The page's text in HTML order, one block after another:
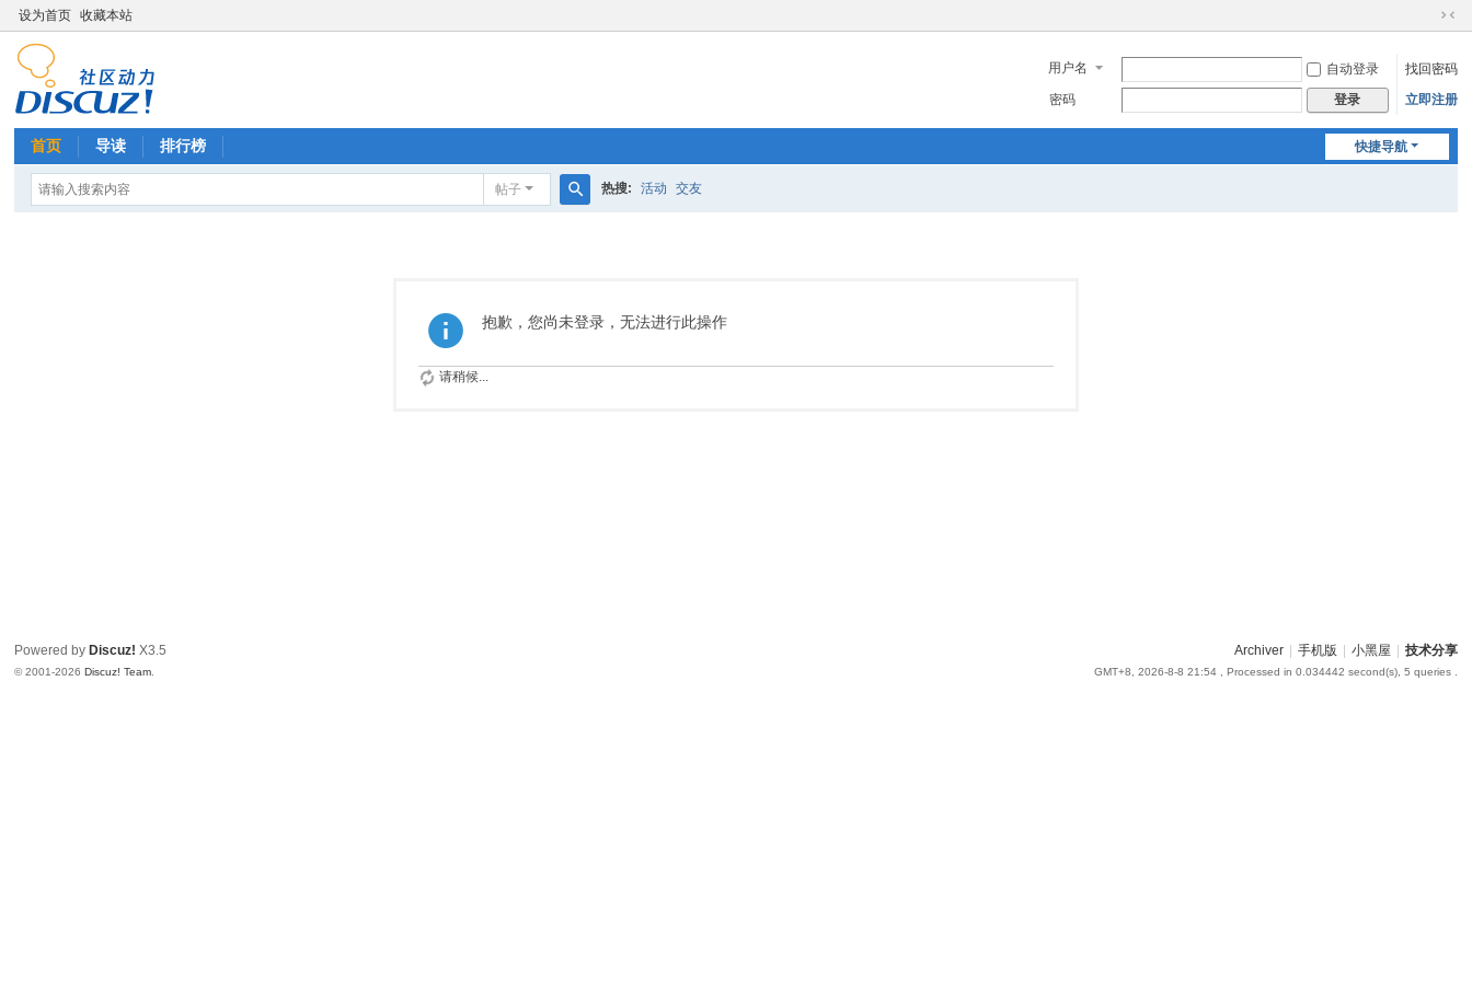
设为首页 收藏本站
切
到
窄
用户名 自动登录
找回密码
密码
登录 立即注册
快捷导航
首页 导读 排行榜
帖子 热搜: 活动 交友
抱歉，您尚未登录，无法进行此操作
请稍候...
Archiver 手机版 小黑屋 技术分享
GMT+8, 2026-8-8 21:54, Processed in 0.034442 second(s), 5 queries .
Powered by Discuz! X3.5
© 2001-2026Discuz! Team